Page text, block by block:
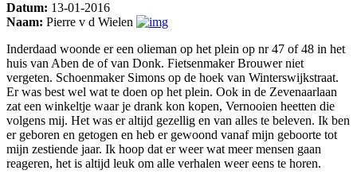
Datum: 13-01-2016
Naam: Pierre v d Wielen
Inderdaad woonde er een olieman op het plein op nr 47 of 48 in het
huis van Aben de of van Donk. Fietsenmaker Brouwer niet
vergeten. Schoenmaker Simons op de hoek van Winterswijkstraat.
Er was best wel wat te doen op het plein. Ook in de Zevenaarlaan
zat een winkeltje waar je drank kon kopen, Vernooien heetten die
volgens mij. Het was er altijd gezellig en van alles te beleven. Ik ben
er geboren en getogen en heb er gewoond vanaf mijn geboorte tot
mijn zestiende jaar. Ik hoop dat er weer wat meer mensen gaan
reageren, het is altijd leuk om alle verhalen weer eens te horen.